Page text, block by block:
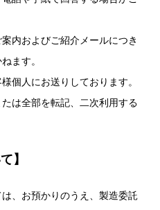
内およびご紹介メールにつき
ます。
個人にお送りしております。
は全部を転記、二次利用する
】
、お預かりのうえ、製造委託